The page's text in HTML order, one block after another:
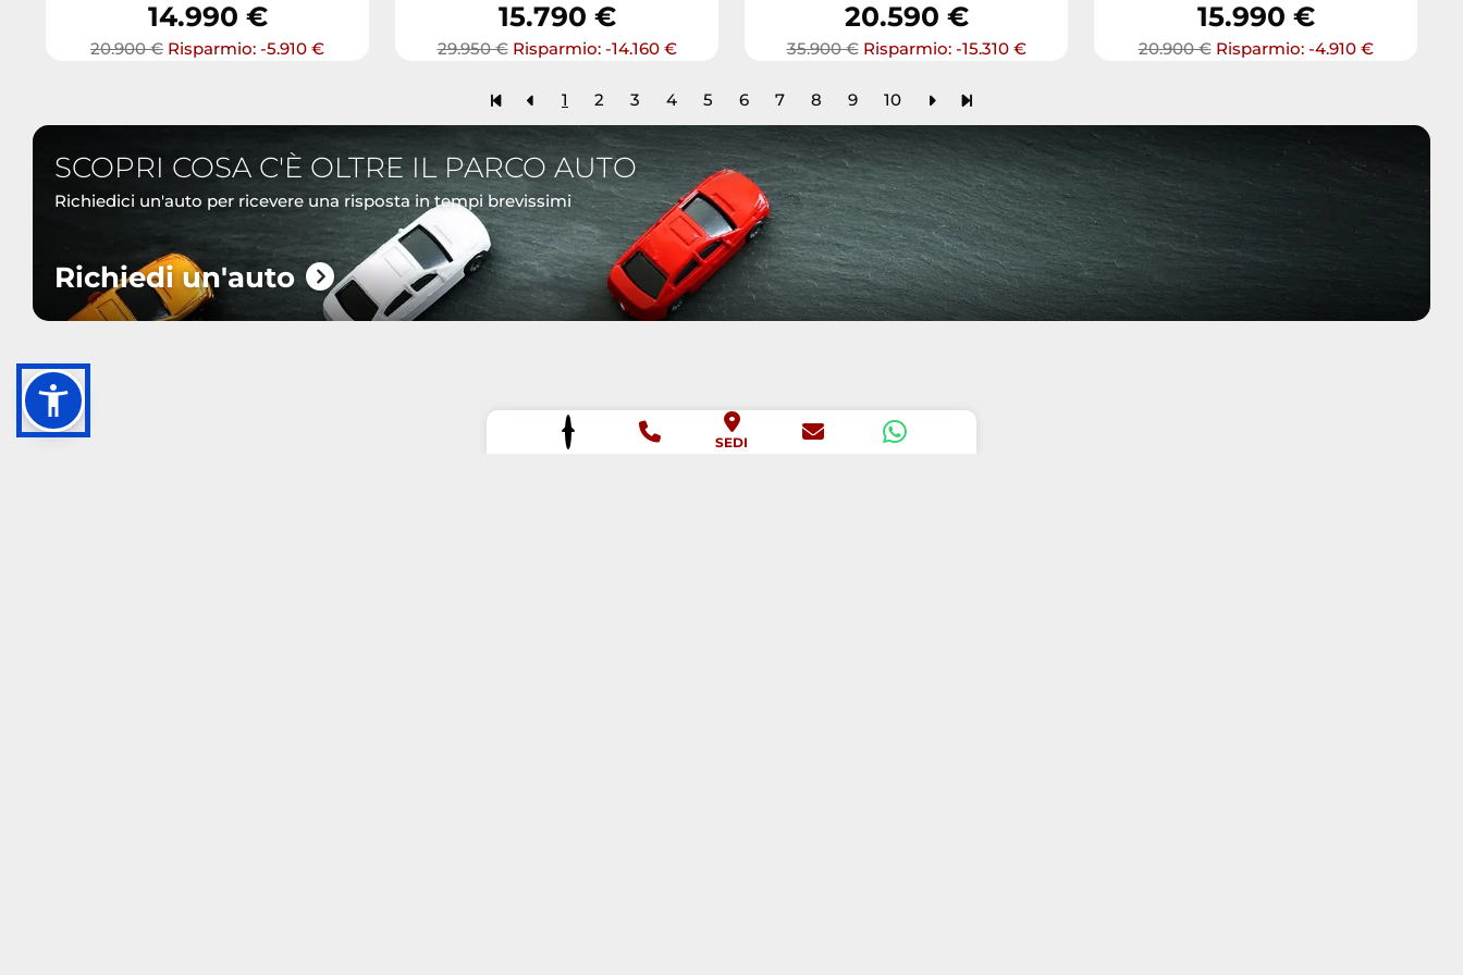
14.990 €
20.900 € Risparmio: -5.910 €
15.790 €
29.950 € Risparmio: -14.160 €
20.590 €
35.900 € Risparmio: -15.310 €
15.990 €
20.900 € Risparmio: -4.910 €
1 2 3 4 5 6 7 8 9 10
SCOPRI COSA C'È OLTRE IL PARCO AUTO
Richiedici un'auto per ricevere una risposta in tempi brevissimi
Richiedi un'auto
SEDI